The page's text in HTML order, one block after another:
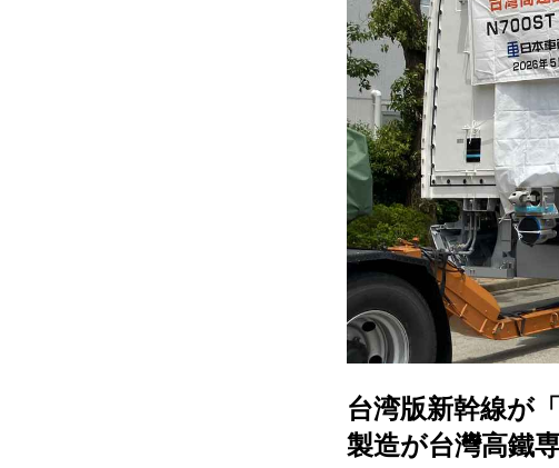
HOME
EV
電動バイク
電動キック
ライフスタ
テクノロジー
このメディ
運営会社
台湾版新幹線が
製造が台灣高鐵